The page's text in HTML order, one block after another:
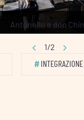
Antonello e don
1/2
# INTEGRAZIONE